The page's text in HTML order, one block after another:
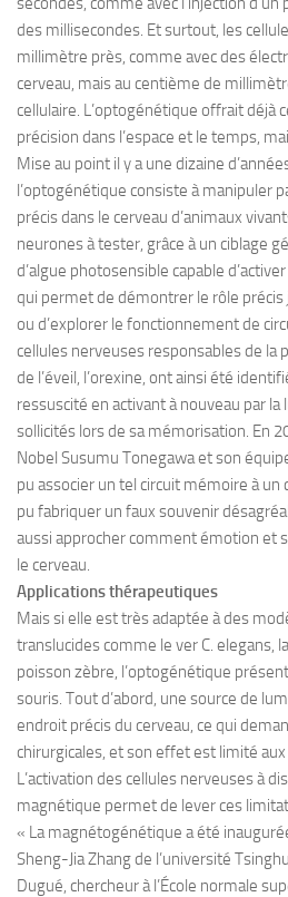
des millisecondes. Et surtout, les
millimètre près, comme avec des
cerveau, mais au centième de
cellulaire. L’optogénétique offrait déjà
précision dans l’espace et le temps,
Mise au point il y a une dizaine
l’optogénétique consiste à manipuler
précis dans le cerveau d’animaux
neurones à tester, grâce à un ciblage
d’algue photosensible capable
qui permet de démontrer le rôle
ou d’explorer le fonctionnement de
cellules nerveuses responsables de la
de l’éveil, l’orexine, ont ainsi été
ressuscité en activant à nouveau par
sollicités lors de sa mémorisation. En
Nobel Susumu Tonegawa et son
pu associer un tel circuit mémoire à un
pu fabriquer un faux souvenir
aussi approcher comment émotion et
le cerveau.
Applications thérapeutiques
Mais si elle est très adaptée à des
translucides comme le ver C. elegans,
poisson zèbre, l’optogénétique
souris. Tout d’abord, une source de
endroit précis du cerveau, ce qui
chirurgicales, et son effet est limité
L’activation des cellules nerveuses à
magnétique permet de lever ces
« La magnétogénétique a été
Sheng-Jia Zhang de l’université
Dugué, chercheur à l’École normale